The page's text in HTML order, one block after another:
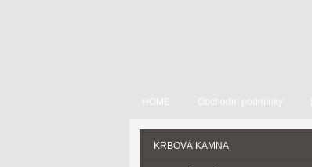
HOME Obchodní podmínky
KRBOVÁ KAMNA